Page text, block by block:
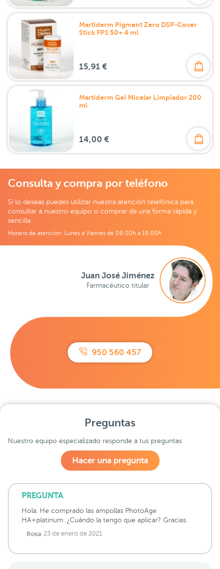
Martiderm Pigment Zero DSP-Cover
Stick FPS 50+ 4 ml
15,91 €
Martiderm Gel Micelar Limpiador 200
ml
14,00 €
Consulta y compra por teléfono
Si lo deseas puedes utilizar nuestra atención telefónica para
consultar a nuestro equipo o comprar de una forma rápida y
sencilla.
Horario de atención: Lunes a Viernes de 08:00h a 18:00h
950 560 457
Juan José Jiménez
Farmacéutico titular
Preguntas
Nuestro equipo especializado responde a tus preguntas
Hacer una pregunta
PREGUNTA
Hola. He comprado las ampollas PhotoAge
HA+platinum. ¿Cuándo la tengo que aplicar? Gracias.
Rosa 23 de enero de 2021